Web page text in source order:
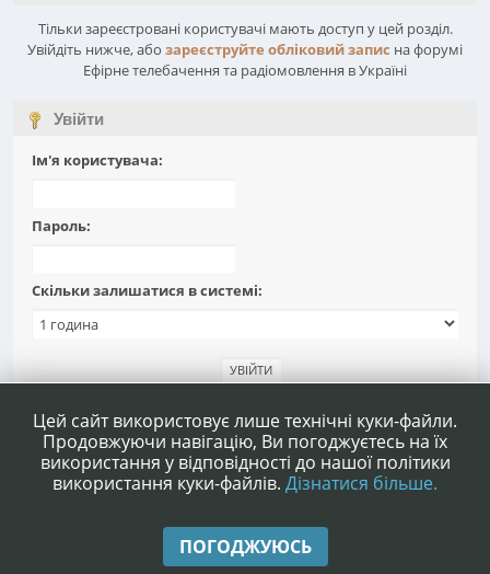
Тільки зареєстровані користувачі мають доступ у цей розділ.
Увійдіть нижче, або зареєструйте обліковий запис на форумі
Ефірне телебачення та радіомовлення в Україні
Увійти
Ім'я користувача:
Пароль:
Скільки залишатися в системі:
Допомога|Умови та правила|Нагору ▲
SMF 2.1.4 © 2023,Simple Machines
Цей сайт використовує лише технічні куки-файли.
Продовжуючи навігацію, Ви погоджуєтесь на їх
використання у відповідності до нашої політики
використання куки-файлів. Дізнатися більше.
ПОГОДЖУЮСЬ